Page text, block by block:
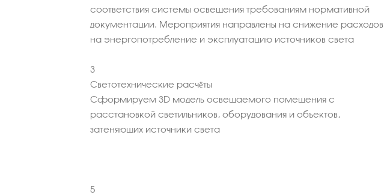
соответствия системы освещения требованиям нормативной
документации. Мероприятия направлены на снижение расходов
на энергопотребление и эксплуатацию источников света
3
Светотехнические расчёты
Сформируем 3D модель освещаемого помещения с
расстановкой светильников, оборудования и объектов,
затеняющих источники света
5